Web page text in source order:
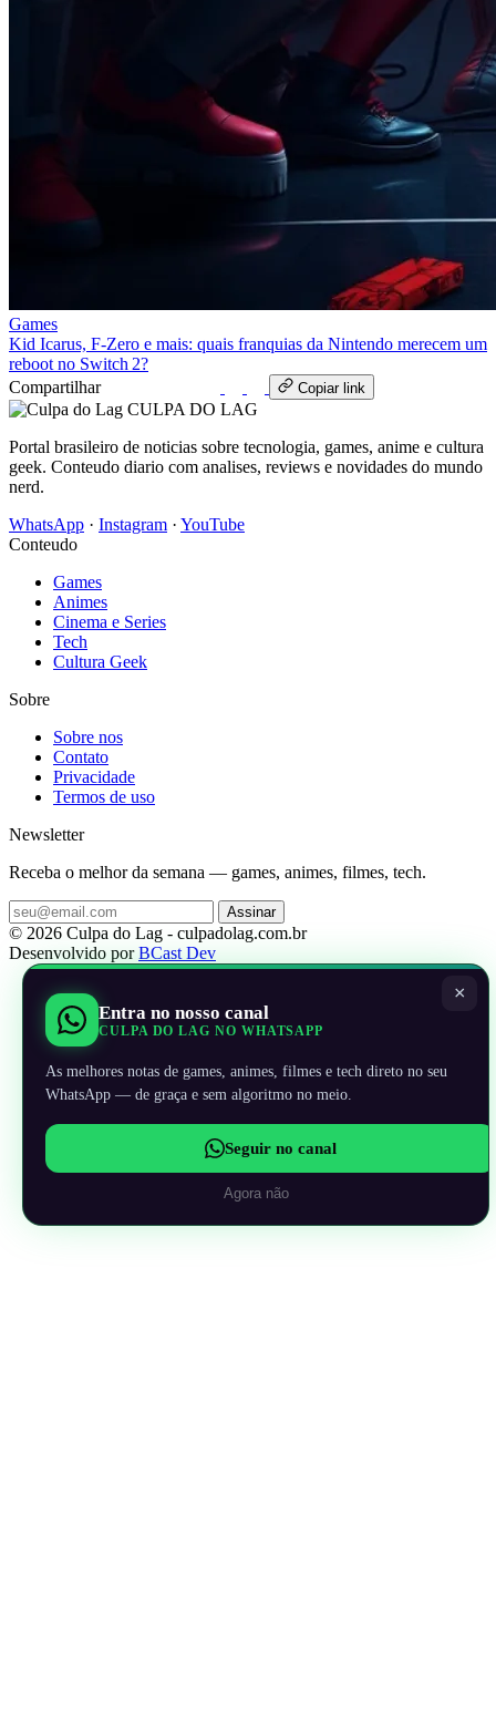
Games
Kid Icarus, F‑Zero e mais: quais franquias da Nintendo merecem um
reboot no Switch 2?
Compartilhar
Copiar link
CULPA DO LAG
Portal brasileiro de noticias sobre tecnologia, games, anime e cultura
geek. Conteudo diario com analises, reviews e novidades do mundo
nerd.
WhatsApp · Instagram · YouTube
Conteudo
Games
Animes
Cinema e Series
Tech
Cultura Geek
Sobre
Sobre nos
Contato
Privacidade
Termos de uso
Newsletter
Receba o melhor da semana — games, animes, filmes, tech.
Assinar
© 2026 Culpa do Lag - culpadolag.com.br
Desenvolvido porBCast Dev
×
Entra no nosso canal
CULPA DO LAG NO WHATSAPP
As melhores notas de games, animes, filmes e tech direto no seu
WhatsApp — de graça e sem algoritmo no meio.
Seguir no canal
Agora não